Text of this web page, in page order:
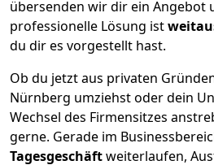
übersenden wir dir ein Angebot
professionelle Lösung ist
du dir es vorgestellt hast.
Ob du jetzt aus privaten
Nürnberg umziehst oder dein
Wechsel des Firmensitzes
gerne. Gerade im
Tagesgeschäftweiterlaufen,